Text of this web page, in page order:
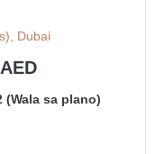
Dubai
(Wala sa plano)